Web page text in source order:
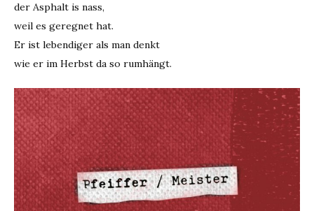
der Asphalt is nass,
weil es geregnet hat.
Er ist lebendiger als man denkt
wie er im Herbst da so rumhängt.